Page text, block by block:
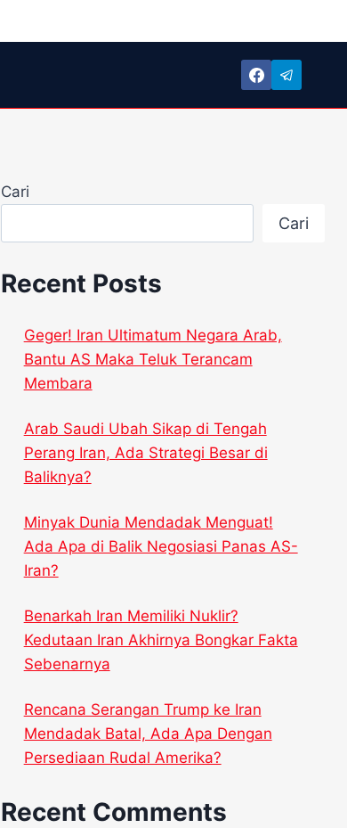
Cari
Cari
Recent Posts
Geger! Iran Ultimatum Negara Arab,
Bantu AS Maka Teluk Terancam
Membara
Arab Saudi Ubah Sikap di Tengah
Perang Iran, Ada Strategi Besar di
Baliknya?
Minyak Dunia Mendadak Menguat!
Ada Apa di Balik Negosiasi Panas AS-
Iran?
Benarkah Iran Memiliki Nuklir?
Kedutaan Iran Akhirnya Bongkar Fakta
Sebenarnya
Rencana Serangan Trump ke Iran
Mendadak Batal, Ada Apa Dengan
Persediaan Rudal Amerika?
Recent Comments